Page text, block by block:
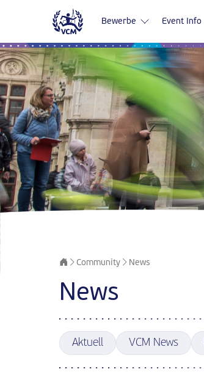
Bewerbe Event Info
Community News
News
Aktuell VCM News